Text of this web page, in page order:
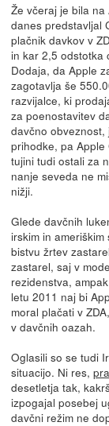
Že včeraj je bila
danes predstavljal
plačnik davkov v
in kar 2,5 odstotka
Dodaja, da Apple
zagotavlja še
razvijalce, ki
za poenostavitev
davčno
prihodke, pa
tujini tudi ostali za
nanje seveda ne
nižji.
Glede davčnih
irskim in
bistvu žrtev
zastarel, saj v
rezidenstva,
letu 2011 naj bi
moral plačati v
v davčnih oazah.
Oglasili so se tudi
situacijo. Ni res,
desetletja tak,
izpogajal posebej
davčni režim ne